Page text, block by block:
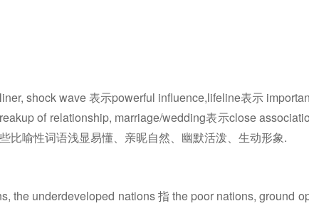
shock wave 表示powerful influence,lifeline表示 importan
of relationship, marriage/wedding表示close associatio
比喻性词语浅显易懂、亲昵自然、幽默活泼、生动形象.
the underdeveloped nations 指 the poor nations, ground